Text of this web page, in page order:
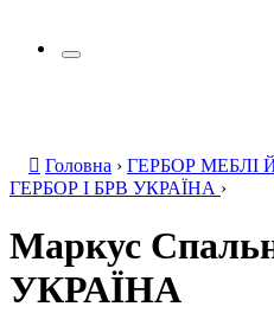
Головна › ГЕРБОР МЕБЛІ
ГЕРБОР І БРВ УКРАЇНА ›
Маркус
УКРАЇНА